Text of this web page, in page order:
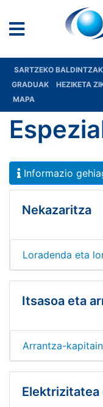
SARTZEKO BALDINTZAK
GRADUAK
HEZIKETA
MAPA
Informazio
Nekazaritza
Loradenda eta
Itsasoa eta
Arrantza-